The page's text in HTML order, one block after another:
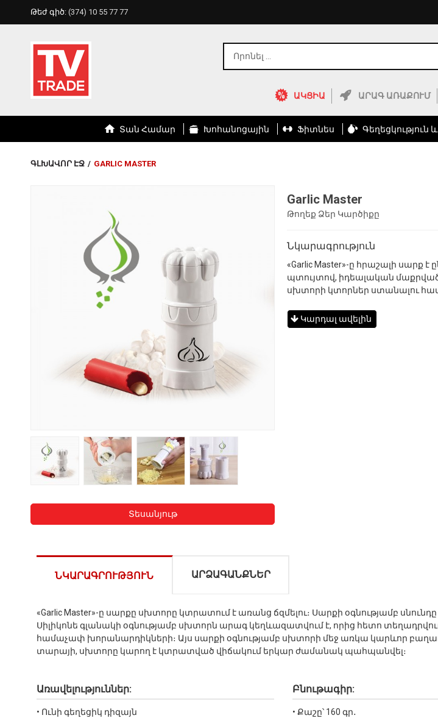
Թեժ գիծ: (374) 10 55 77 77
ԱԿՑԻԱ ԱՐԱԳ ԱՌԱՔՈՒՄ
Տան Համար Խոհանոցային Ֆիտնես Գեղեցկություն
ԳԼԽԱՎՈՐ ԷՋ / GARLIC MASTER
Տեսանյութ
Garlic Master
Թողեք Ձեր Կարծիքը
Նկարագրություն
«Garlic Master»-ը հրաշալի սարք
պտույտով, իդեալական
սխտորի կտորներ ստանալու
Կարդալ ավելին
ՆԿԱՐԱԳՐՈՒԹՅՈՒՆ
«Garlic Master»-ը սարքը սխտորը կտրատում է առանց ճզմելու։ Սարքի օգնությամբ
Սիլիկոնե գլանակի օգնությամբ սխտորն արագ կեղևազատվում է, որից հետո
համաչափ խորանարդիկների։ Այս սարքի օգնությամբ սխտորի մեջ առկա կարևոր
տարայի, սխտորը կարող է կտրատված վիճակում երկար ժամանակ պահպանվել։
Առավելություններ:
• Ունի գեղեցիկ դիզայն
Բնութագիր:
• Քաշը՝ 160 գր․
ԱՐՁԱԳԱՆՔՆԵՐ